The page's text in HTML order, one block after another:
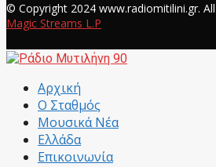
© Copyright 2024 www.radiomitilini.gr.
Magic Streams L.P
Αρχική
Ο Σταθμός
Μουσικά Νέα
Ελλάδα
Επικοινωνία